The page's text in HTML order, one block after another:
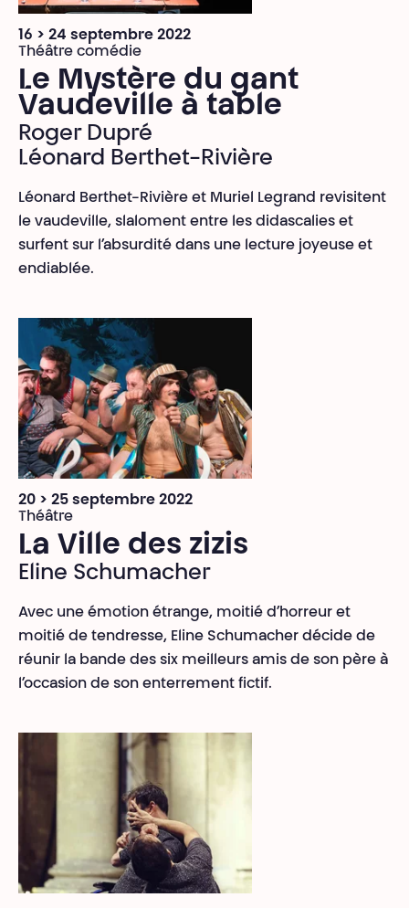
16 > 24 septembre 2022
Théâtre comédie
Le Mystère du gant
Vaudeville à table
Roger Dupré
Léonard Berthet-Rivière
Léonard Berthet-Rivière et Muriel Legrand revisitent
le vaudeville, slaloment entre les didascalies et
surfent sur l’absurdité dans une lecture joyeuse et
endiablée.
20 > 25 septembre 2022
Théâtre
La Ville des zizis
Eline Schumacher
Avec une émotion étrange, moitié d’horreur et
moitié de tendresse, Eline Schumacher décide de
réunir la bande des six meilleurs amis de son père à
l’occasion de son enterrement fictif.